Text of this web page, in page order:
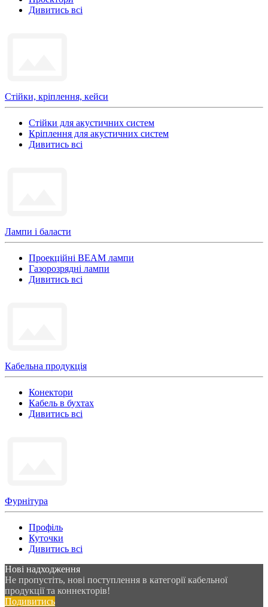
Дивитись всі
Стійки, кріплення, кейси
Стійки для акустичних систем
Кріплення для акустичних систем
Дивитись всі
Лампи і баласти
Проекційні BEAM лампи
Газорозрядні лампи
Дивитись всі
Кабельна продукція
Конектори
Кабель в бухтах
Дивитись всі
Фурнітура
Профіль
Куточки
Дивитись всі
Нові надходження
Не пропустіть, нові поступлення в категорії кабельної
продукції та коннекторів!
Подивитись